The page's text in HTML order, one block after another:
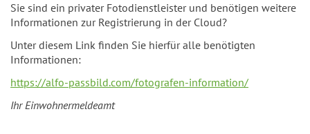
Sie sind ein privater Fotodienstleister und benötigen weitere
Informationen zur Registrierung in der Cloud?
Unter diesem Link finden Sie hierfür alle benötigten
Informationen:
https://alfo-passbild.com/fotografen-information/
Ihr Einwohnermeldeamt